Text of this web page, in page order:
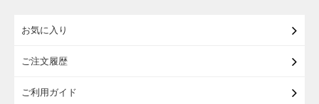
お気に入り
ご注文履歴
ご利用ガイド